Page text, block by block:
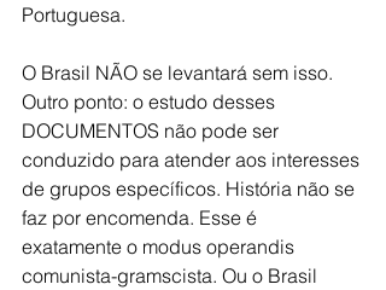
Portuguesa.
O Brasil NÃO se levantará sem isso.
Outro ponto: o estudo desses
DOCUMENTOS não pode ser
conduzido para atender aos interesses
de grupos específicos. História não se
faz por encomenda. Esse é
exatamente o modus operandis
comunista-gramscista. Ou o Brasil